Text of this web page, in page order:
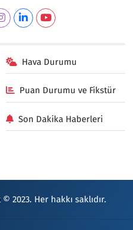
Hava Durumu
Puan Durumu ve Fikstür
Son Dakika Haberleri
2023. Her hakkı saklıdır.